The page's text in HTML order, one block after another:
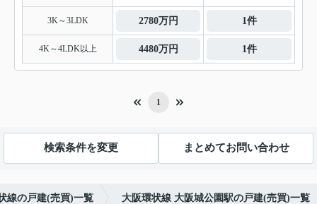
3K～3LDK 2780万円 1件
4K～4LDK以上 4480万円 1件
1
検索条件を変更 まとめてお問い合わせ
線の戸建(売買)一覧 大阪環状線 大阪城公園駅の戸建(売買)一覧